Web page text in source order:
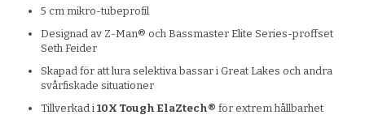
5 cm mikro-tubeprofil
Designad av Z-Man® och Bassmaster Elite Series-proffset
Seth Feider
Skapad för att lura selektiva bassar i Great Lakes och andra
svårfiskade situationer
Tillverkad i 10X Tough ElaZtech® för extrem hållbarhet